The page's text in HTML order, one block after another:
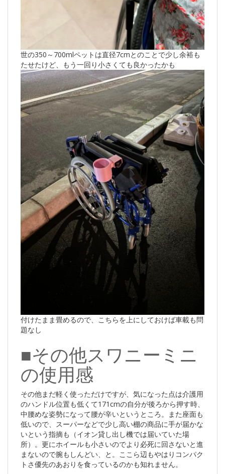
世の350～700mlペットは直径7cmとのことで少し余裕も
たせたけど、もう一回り小さくても良かったかも
付けたまま畳めるので、こちらを上にしておけば車載も問
題なし
■その他スワニーミニ
の使用感
その他まだ軽く使っただけですが、気になった点は介護用
のハンドル位置も低くて171cmの自分が後ろから押す時、
中腰めな姿勢になって腰が辛いというところ。また座面も
低いので、スーパーなどで少し高い棚の商品に手が届かな
いという指摘も（イオン貸し出し機では届いていた場
所）。更にホイールも小さいのでより必死に回さないと進
まないので腕もしんどい、と。ここら辺もやはりコンパク
トさ優先のあおりを食っているのかも知れません。